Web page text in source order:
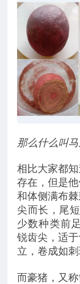
那么什么叫
相比大家都
存在，但是
和体侧满布
尖而长，尾
少数种类前
锐齿尖，适
立，卷成如
而豪猪，又